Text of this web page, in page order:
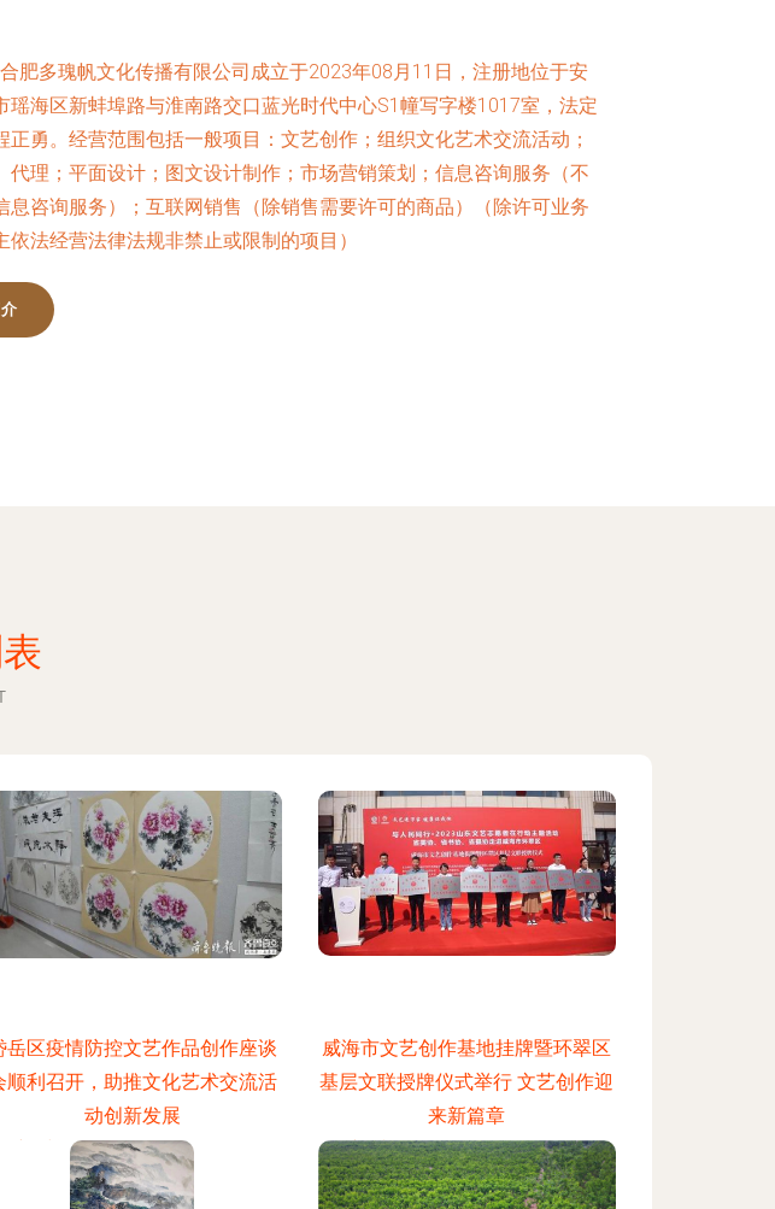
合肥多瑰帆文化传播有限公司成立于2023年08月11日，注册地位于安
瑶海区新蚌埠路与淮南路交口蓝光时代中心S1幢写字楼1017室，法定
正勇。经营范围包括一般项目：文艺创作；组织文化艺术交流活动；
代理；平面设计；图文设计制作；市场营销策划；信息咨询服务（不
息咨询服务）；互联网销售（除销售需要许可的商品）（除许可业务
依法经营法律法规非禁止或限制的项目）
岳区疫情防控文艺作品创作座谈
顺利召开，助推文化艺术交流活
动创新发展
更新时间：2026-08-06 11:04:01
威海市文艺创作基地挂牌暨环翠区
基层文联授牌仪式举行 文艺创作迎
来新篇章
更新时间：2026-08-06 11:26:53